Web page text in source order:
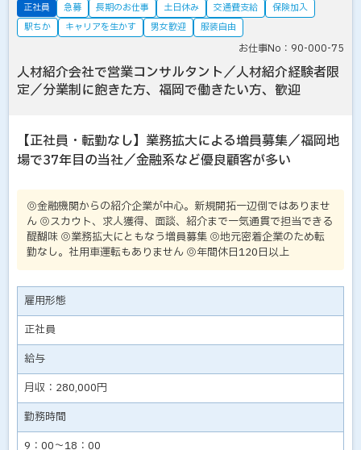
正社員 急募 長期のお仕事 土日休み 交通費支給
保険加入
駅ちか
キャリアを生かす 男女歓迎 服装自由
お仕事No：90-000-75
人材紹介会社で営業コンサルタント／人材紹介経験者限
定／分業制に飽きた方、福岡で働きたい方、歓迎
【正社員・転勤なし】業務拡大による増員募集／福岡地
場で37年目の当社／金融系など優良顧客が多い
◎金融機関からの紹介企業が中心。新規開拓一辺倒ではありませ
ん ◎スカウト、求人獲得、面談、紹介まで一気通貫で担当できる
醍醐味 ◎業務拡大にともなう増員募集 ◎地元密着企業のため転
勤なし。社用車運転もありません ◎年間休日120日以上
雇用形態
正社員
給与
月収：280,000円
勤務時間
9：00～18：00